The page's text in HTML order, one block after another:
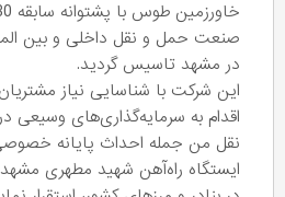
در مشهد تاسیس گردید.
این شرکت با شناسایی نیاز
اقدام به سرمایه‌گذاری‌های
نقل من جمله احداث پایانه
ایستگاه راه‌آهن شهید مطهری